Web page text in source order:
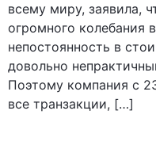
всему миру, заявила,
огромного колебания
непостоянность в
довольно
Поэтому компания с
все транзакции, […]